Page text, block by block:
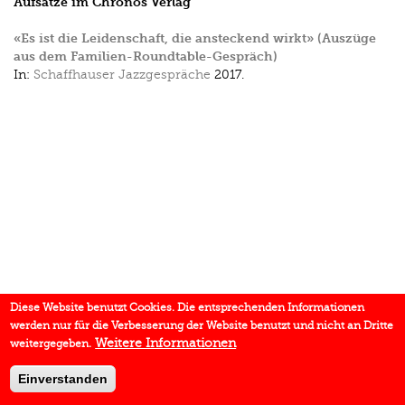
«Es ist die Leidenschaft, die ansteckend wirkt» (Auszüge
aus dem Familien-Roundtable-Gespräch)
In: Schaffhauser Jazzgespräche 2017.
Diese Website benutzt Cookies. Die entsprechenden Informationen
werden nur für die Verbesserung der Website benutzt und nicht an Dritte
weitergegeben. Weitere Informationen
Einverstanden